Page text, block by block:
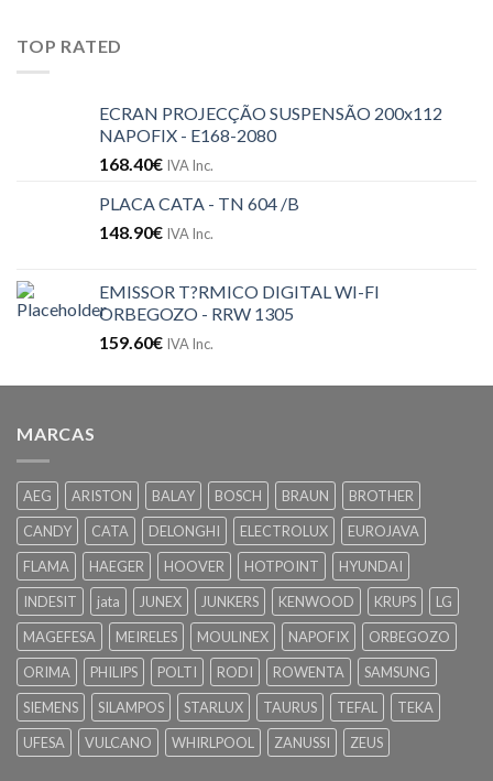
TOP RATED
ECRAN PROJECÇÃO SUSPENSÃO 200x112
NAPOFIX - E168-2080
168.40€ IVA Inc.
PLACA CATA - TN 604 /B
148.90€ IVA Inc.
EMISSOR T?RMICO DIGITAL WI-FI
ORBEGOZO - RRW 1305
159.60€ IVA Inc.
MARCAS
AEG ARISTON BALAY BOSCH BRAUN
BROTHER
CANDY
CATA DELONGHI ELECTROLUX
EUROJAVA
FLAMA
HAEGER HOOVER HOTPOINT
HYUNDAI
INDESIT
jata JUNEX JUNKERS KENWOOD KRUPS
LG
MAGEFESA
MEIRELES MOULINEX NAPOFIX
ORBEGOZO
ORIMA
PHILIPS POLTI RODI ROWENTA
SAMSUNG
SIEMENS
SILAMPOS STARLUX TAURUS TEFAL
TEKA
UFESA
VULCANO WHIRLPOOL ZANUSSI ZEUS